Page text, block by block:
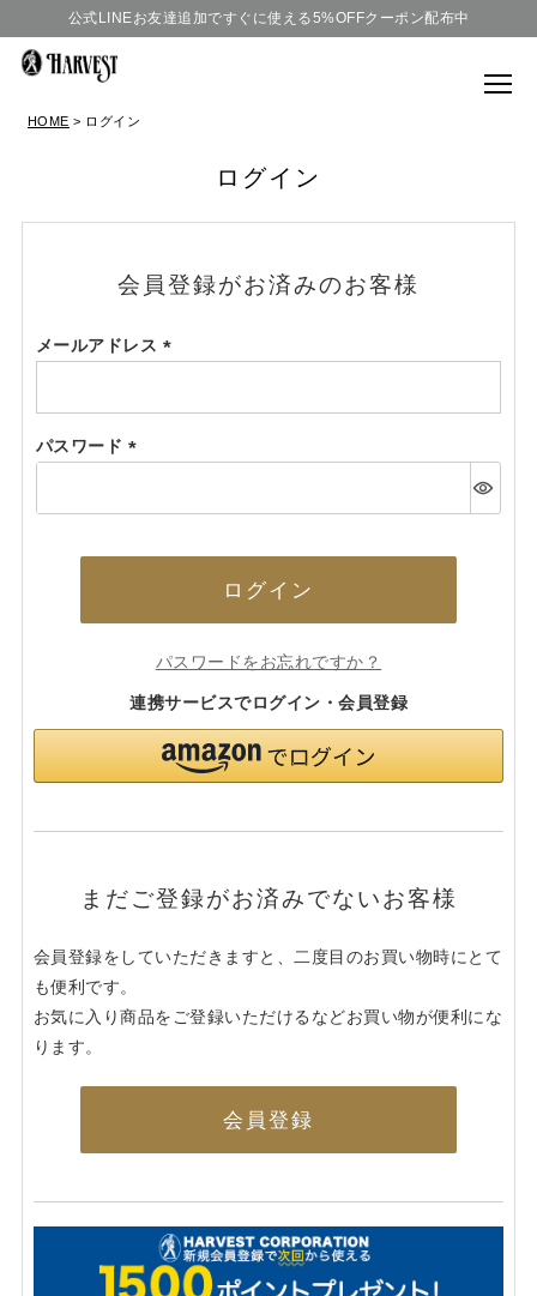
公式LINEお友達追加ですぐに使える5%OFFクーポン配布中
HOME ログイン
ログイン
会員登録がお済みのお客様
メールアドレス
須)
パスワード
須)
ログイン
パスワードをお忘れですか？
連携サービスでログイン・会員登録
まだご登録がお済みでないお客様
会員登録をしていただきますと、二度目のお買い物時にとて
も便利です。
お気に入り商品をご登録いただけるなどお買い物が便利にな
ります。
会員登録